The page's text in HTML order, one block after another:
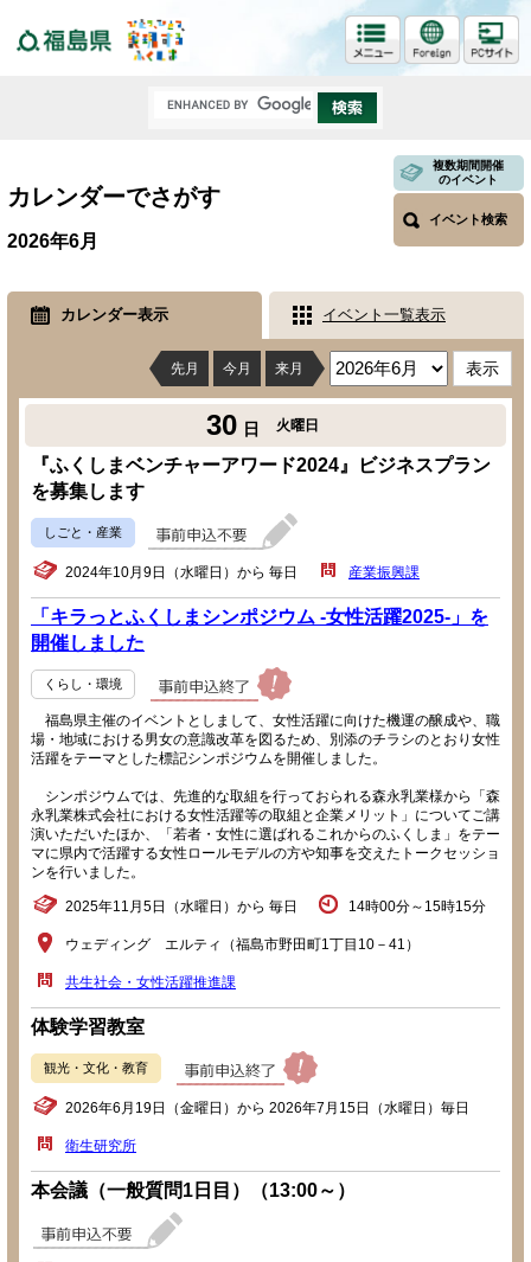
カレンダーでさがす
複数期間開催
のイベント
イベント検索
2026年6月
カレンダー表示 イベント一覧表示
先月 今月 来月
30 日 火曜日
『ふくしまベンチャーアワード2024』ビジネスプラン
を募集します
しごと・産業
2024年10月9日（水曜日）から 毎日 産業振興課
「キラっとふくしまシンポジウム -女性活躍2025-」を
開催しました
くらし・環境
福島県主催のイベントとしまして、女性活躍に向けた機運の醸成や、職
場・地域における男女の意識改革を図るため、別添のチラシのとおり女性
活躍をテーマとした標記シンポジウムを開催しました。
シンポジウムでは、先進的な取組を行っておられる森永乳業様から「森
永乳業株式会社における女性活躍等の取組と企業メリット」についてご講
演いただいたほか、「若者・女性に選ばれるこれからのふくしま」をテー
マに県内で活躍する女性ロールモデルの方や知事を交えたトークセッショ
ンを行いました。
2025年11月5日（水曜日）から 毎日 14時00分～15時15分
ウェディング エルティ（福島市野田町1丁目10－41）
共生社会・女性活躍推進課
体験学習教室
観光・文化・教育
2026年6月19日（金曜日）から 2026年7月15日（水曜日）毎日
衛生研究所
本会議（一般質問1日目）（13:00～）